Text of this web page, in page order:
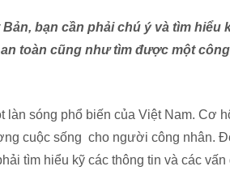
bạn cần phải chú ý và tìm hiểu
toàn cũng như tìm được một
làn sóng phổ biến của Việt Nam. Cơ
cuộc sống cho người công nhân.
tìm hiểu kỹ các thông tin và các vấn